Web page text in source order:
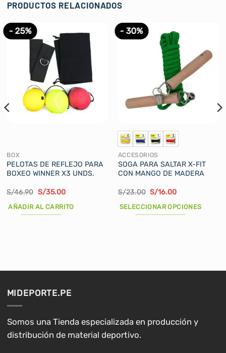
PRODUCTOS RELACIONADOS
- 25%
BOX
PELOTAS DE REFLEJO PARA
BOXEO WINNER X3 UNDS.
S/46.90 El
original
era:
S/35.00El
actual
AÑADIR AL CARRITO
- 30%
ACCESORIOS
SOGA PARA SALTAR X-FIT
CON MANGO DE MADERA
S/23.00 El
original
era:
S/16.00El
actual
es:
SELECCIONAR OPCIONES
elegir
en
MIDEPORTE.PE
Somos una Tienda especializada en producción y
distribución de material deportivo.